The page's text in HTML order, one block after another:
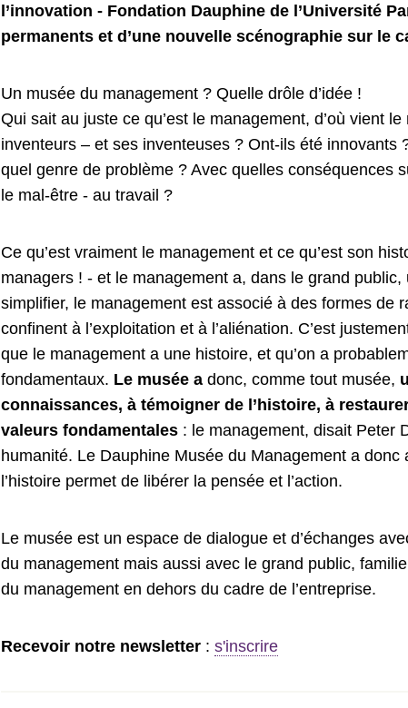
l’innovation - Fondation Dauphine de l’Université
permanents et d’une nouvelle scénographie sur le
Un musée du management ? Quelle drôle d’idée !
Qui sait au juste ce qu’est le management, d’où vient
inventeurs – et ses inventeuses ? Ont-ils été
quel genre de problème ? Avec quelles conséquences
le mal-être - au travail ?
Ce qu’est vraiment le management et ce qu’est son
managers ! - et le management a, dans le grand
simplifier, le management est associé à des formes de
confinent à l’exploitation et à l’aliénation. C’est
que le management a une histoire, et qu’on a
fondamentaux. Le musée adonc, comme tout musée,
connaissances, à témoigner de l’histoire, à
valeurs fondamentales : le management, disait Peter
humanité. Le Dauphine Musée du Management a donc
l’histoire permet de libérer la pensée et l’action.
Le musée est un espace de dialogue et d’échanges
du management mais aussi avec le grand public,
du management en dehors du cadre de l’entreprise.
​​Recevoir notre newsletter :s'inscrire